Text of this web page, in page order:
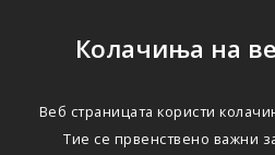
Колачиња на
Веб страницата користи
Тие се првенствено важни